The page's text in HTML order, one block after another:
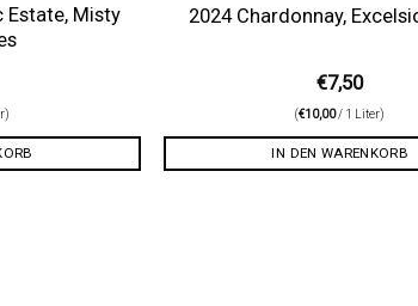
Estate, Misty
2024 Chardonnay,
€7,50
(€10,00/ 1 Liter)
IN DEN WARENKORB